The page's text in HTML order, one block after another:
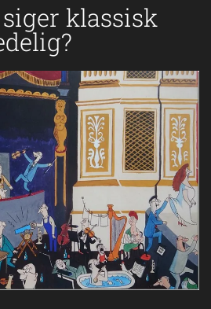
siger klassisk